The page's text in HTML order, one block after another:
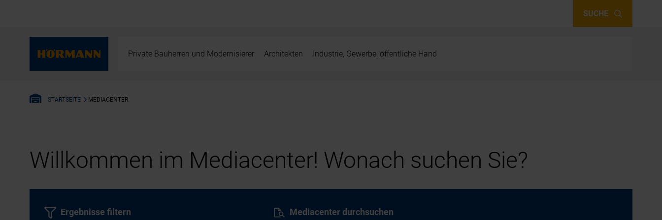
SUCHE
Private Bauherren und Modernisierer Architekten Industrie, Gewerbe, öffentliche Hand
STARTSEITE MEDIACENTER
Willkommen im Mediacenter! Wonach suchen Sie?
Mediacenter durchsuchen
Ergebnisse filtern